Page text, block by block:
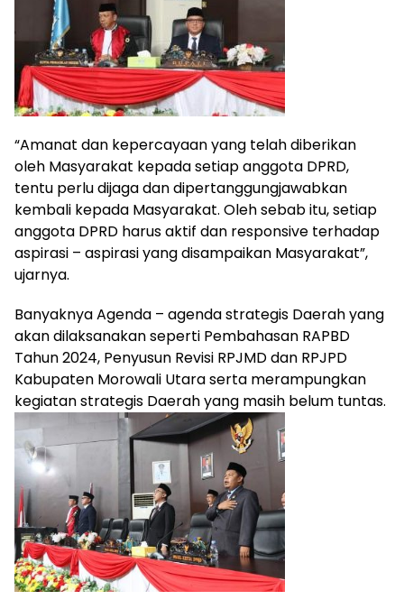
“Amanat dan kepercayaan yang telah diberikan
oleh Masyarakat kepada setiap anggota DPRD,
tentu perlu dijaga dan dipertanggungjawabkan
kembali kepada Masyarakat. Oleh sebab itu, setiap
anggota DPRD harus aktif dan responsive terhadap
aspirasi – aspirasi yang disampaikan Masyarakat”,
ujarnya.
Banyaknya Agenda – agenda strategis Daerah yang
akan dilaksanakan seperti Pembahasan RAPBD
Tahun 2024, Penyusun Revisi RPJMD dan RPJPD
Kabupaten Morowali Utara serta merampungkan
kegiatan strategis Daerah yang masih belum tuntas.